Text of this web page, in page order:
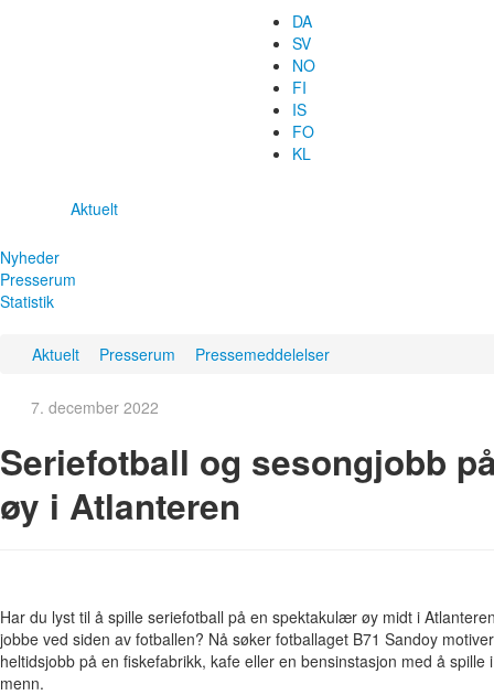
DA
SV
NO
FI
IS
FO
KL
Aktuelt
Nyheder
Presserum
Statistik
Aktuelt Presserum Pressemeddelelser
7. december 2022
Seriefotball og sesongjobb
øy i Atlanteren
Har du lyst til å spille seriefotball på en spektakulær øy midt i
jobbe ved siden av fotballen? Nå søker fotballaget B71 Sandoy
heltidsjobb på en fiskefabrikk, kafe eller en bensinstasjon med å
menn.